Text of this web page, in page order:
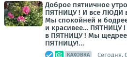
Доброе пятничное
ПЯТНИЦУ ! И все ЛЮДИ
Мы спокойней и
и красивее… ПЯТНИЦУ
в ПЯТНИЦУ ! Мы
ПЯТНИЦУ!...
КАХОВКА Сегодня,